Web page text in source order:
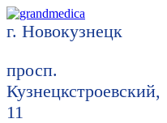
г. Новокузнецк
просп.
Кузнецкстроевский,
11